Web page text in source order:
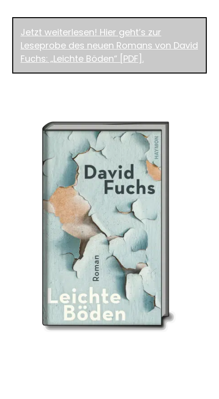
Jetzt weiterlesen! Hier geht’s zur
Leseprobe des neuen Romans von David
Fuchs: „Leichte Böden“ [PDF].